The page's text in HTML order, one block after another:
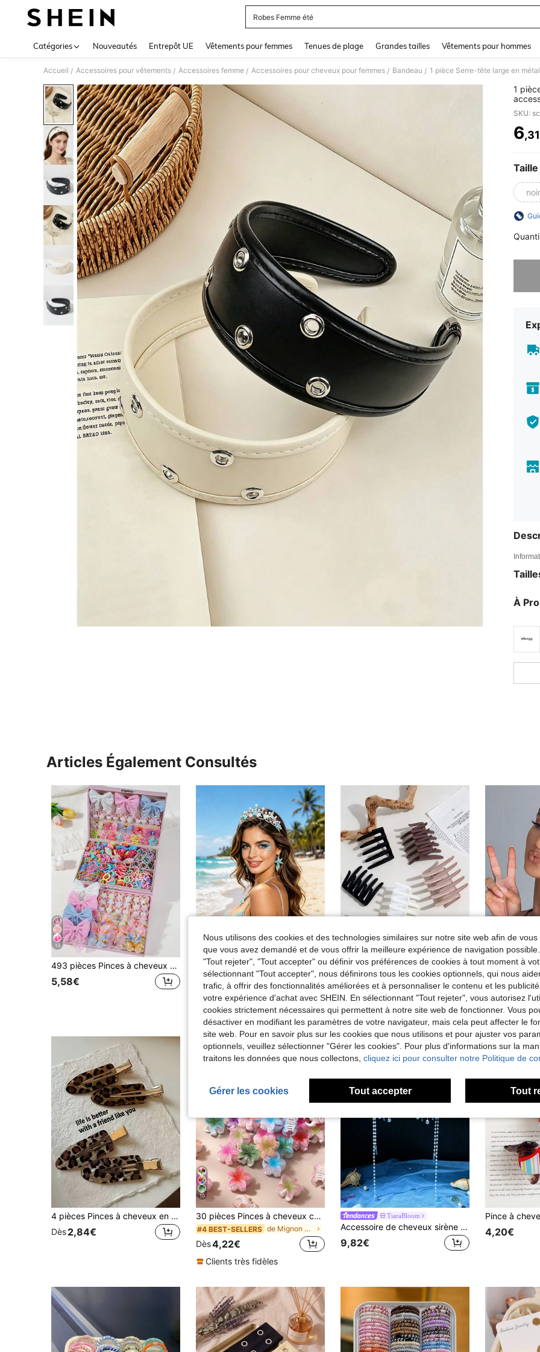
Robes Femme été
Catégories Nouveautés Entrepôt UE Vêtements pour femmes Tenues de plage Grandes tailles Vêtements pour hommes
Accueil / Accessoires pour vêtements / Accessoires femme / Accessoires pour cheveux pour femmes / Bandeau /
1
pour
SKU:
6
Taille
noir
À
Articles Également Consultés
13
493 pièces Pinces à cheveux en perles colorées, élastiques à cheveux style princesse mignon, accessoires capillaires élastiques et durables, polyvalents pour un usage quotidien, l'été, les vacances, les voyages, pinces à cheveux, accessoires de tête, pinces à cheveux, festivals, fêtes
5,58€
TiaraBloom
Couronne de princesse sirène, design inspiré de l'océan avec coquillage artificiel irisé & étoile de mer décorée de perles et de cristaux, bandeau de mariée féerique de l'océan, convient pour mariage à la plage, fête de sirène, bal, fête de costume d'Halloween et fête à la plage
7,83€
4 pièces Pinces à cheveux élégantes et minimalistes pour femmes, convenant pour un port quotidien, accessoires capillaires pour femmes
#10 BEST-SELLERS
de ABS Griffes de cheveux
(100+)
#10 BEST-SELLERS
de ABS Griffes de cheveux
(100+)
#10 BEST-SELLERS
de ABS Griffes de cheveux
(100+)
#10 BEST-SELLERS
de ABS Griffes de cheveux
(100+)
4,88€
Clients très fidèles
#4 BEST-
#4 BEST-
#4 BEST-
#4 BEST-
2,91€
Clients
4 pièces Pinces à cheveux en acétate minimalistes polyvalentes élégantes couleur café imprimé léopard sans couture alligator, pinces à cheveux vintage mode pour fixer les mèches latérales et les cheveux lâchés, pinces droites sans couture, accessoires capillaires adaptés à un usage quotidien
Dès2,84€
10
30 pièces Pinces à cheveux colorées en gelée tie-dye avec fleurs de marguerite pour femmes, mini pinces à cheveux élégantes pour franges, queue de cheval, chignon, coiffure de princesse
#4 BEST-SELLERS de Mignon Griffes de cheveux
Dès4,22€
Clients très fidèles
TiaraBloom
Accessoire de cheveux sirène avec coquillage, cristal et perle - Chaîne de front à franges bleu océan, accessoire de costume pour mariage, plage, fête, cosplay et Halloween
9,82€
4,20€
Nous utilisons des cookies et des technologies similaires sur notre site web afin de
que vous avez demandé et de vous offrir la meilleure expérience de navigation
"Tout rejeter", "Tout accepter" ou définir vos préférences de cookies à tout moment à
sélectionnant "Tout accepter", nous définirons tous les cookies optionnels, qui nous
trafic, à offrir des fonctionnalités améliorées et à personnaliser le contenu et les
votre expérience d'achat avec SHEIN. En sélectionnant "Tout rejeter", vous autorisez
cookies strictement nécessaires qui permettent à notre site web de fonctionner. Vous
désactiver en modifiant les paramètres de votre navigateur, mais cela peut affecter le
site web. Pour en savoir plus sur les cookies que nous utilisons et pour ajuster vos
optionnels, veuillez sélectionner "Gérer les cookies". Pour plus d'informations sur la
traitons les données que nous collectons, cliquez ici pour consulter notre Politique de
Gérer les cookies Tout accepter Tout